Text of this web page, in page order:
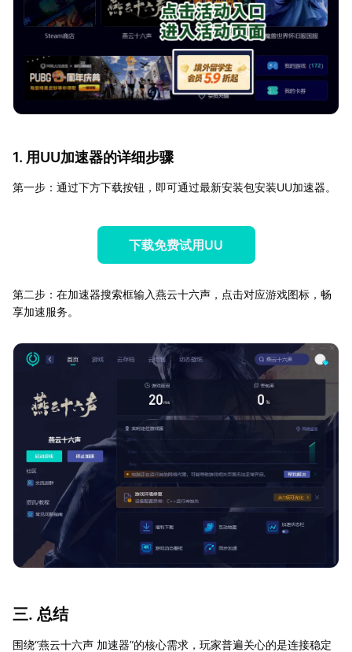
1. 用UU加速器的详细步骤
第一步：通过下方下载按钮，即可通过最新安装包安装UU加速器。
下载免费试用UU
第二步：在加速器搜索框输入燕云十六声，点击对应游戏图标，畅
享加速服务。
三. 总结
围绕“燕云十六声 加速器”的核心需求，玩家普遍关心的是连接稳定